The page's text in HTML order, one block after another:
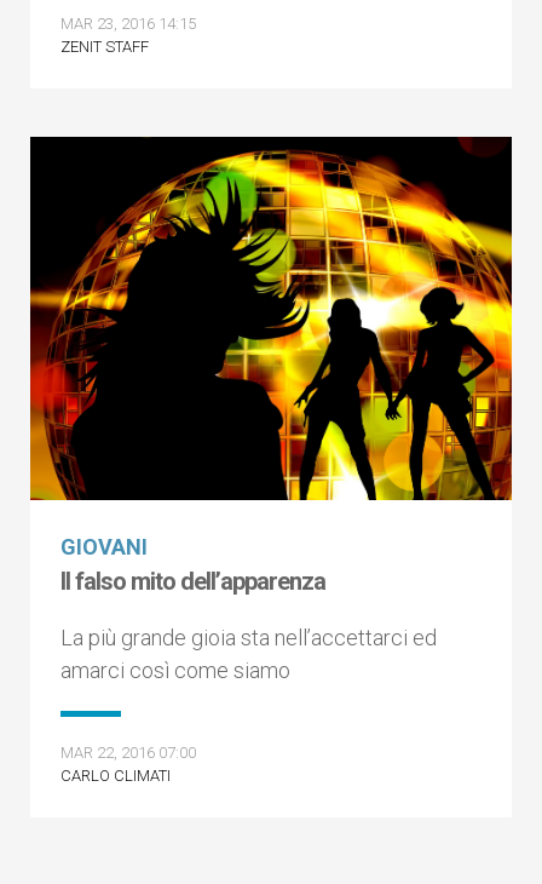
MAR 23, 2016 14:15
ZENIT STAFF
GIOVANI
Il falso mito dell’apparenza
La più grande gioia sta nell’accettarci ed
amarci così come siamo
MAR 22, 2016 07:00
CARLO CLIMATI